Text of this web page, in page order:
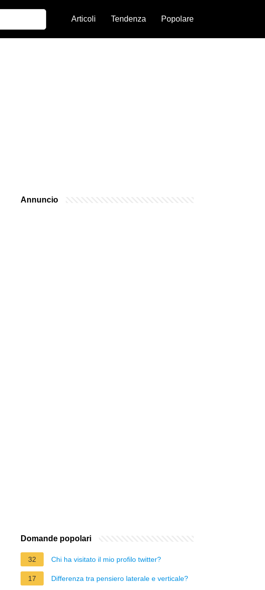
Articoli Tendenza Popolare
Annuncio
Domande popolari
32 Chi ha visitato il mio profilo twitter?
17 Differenza tra pensiero laterale e verticale?